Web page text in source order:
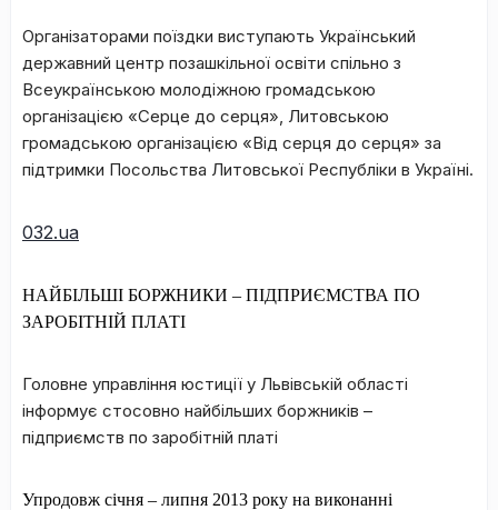
Організаторами поїздки виступають Український
державний центр позашкільної освіти спільно з
Всеукраїнською молодіжною громадською
організацією «Серце до серця», Литовською
громадською організацією «Від серця до серця» за
підтримки Посольства Литовської Республіки в Україні.
032.ua
НАЙБІЛЬШІ БОРЖНИКИ – ПІДПРИЄМСТВА ПО
ЗАРОБІТНІЙ ПЛАТІ
Головне управління юстиції у Львівській області
інформує стосовно найбільших боржників –
підприємств по заробітній платі
Упродовж січня – липня 2013 року на виконанні